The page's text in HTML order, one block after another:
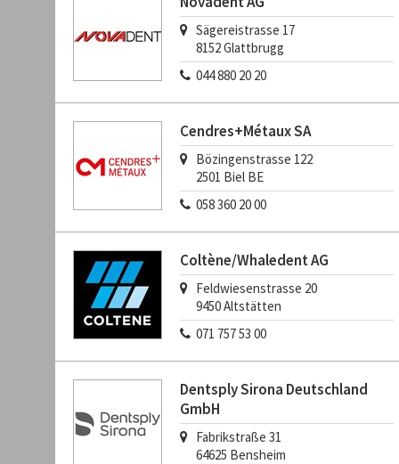
Sägereistrasse 17
8152Glattbrugg
044 880 20 20
Cendres+Métaux SA
Bözingenstrasse 122
2501 Biel BE
058 360 20 00
Coltène/Whaledent AG
Feldwiesenstrasse 20
9450Altstätten
071 757 53 00
Dentsply Sirona Deutschland
GmbH
Fabrikstraße 31
64625 Bensheim